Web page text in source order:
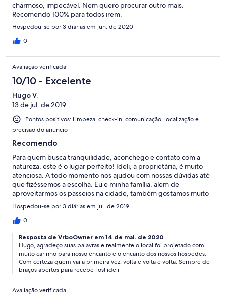
charmoso, impecável. Nem quero procurar outro mais.
Recomendo 100% para todos irem.
Hospedou-se por 3 diárias em jun. de 2020
0
Avaliação verificada
10/10 - Excelente
Hugo V.
13 de jul. de 2019
Pontos positivos: Limpeza, check-in, comunicação, localização e
precisão do anúncio
Recomendo
Para quem busca tranquilidade, aconchego e contato com a
natureza, este é o lugar perfeito! Ideli, a proprietária, é muito
atenciosa. A todo momento nos ajudou com nossas dúvidas até
que fizéssemos a escolha. Eu e minha família, alem de
aproveitarmos os passeios na cidade, também gostamos muito
da hospedagem. O ambiente é muito agradável, com uma bela
decoração e destaque para uma vista incrível do nascer do sol
na sacada.
Hospedou-se por 3 diárias em jul. de 2019
0
Resposta de VrboOwner em 14 de mai. de 2020
Hugo, agradeço suas palavras e realmente o local foi projetado com
muito carinho para nosso encanto e o encanto dos nossos hospedes.
Com certeza quem vai a primeira vez, volta e volta e volta. Sempre de
braços abertos para recebe-los! ideli
Avaliação verificada